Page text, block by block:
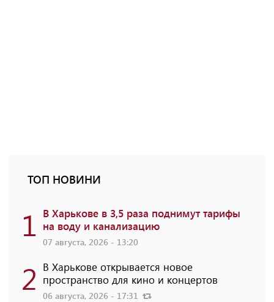
ТОП НОВИНИ
1 В Харькове в 3,5 раза поднимут тарифы
на воду и канализацию
07 августа, 2026 - 13:20
2 В Харькове открывается новое
пространство для кино и концертов
06 августа, 2026 - 17:31